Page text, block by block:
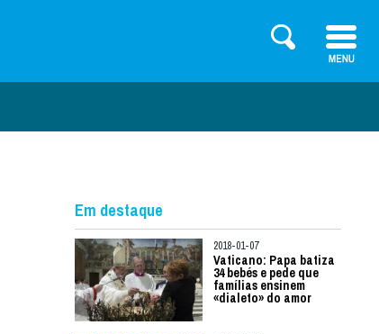
Em destaque
2018-01-07
Vaticano: Papa batiza
34 bebés e pede que
famílias ensinem
«dialeto» do amor